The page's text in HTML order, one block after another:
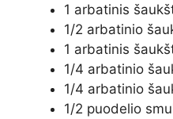
1 arbatinis
1/2 arbatinio
1 arbatinis
1/4 arbatinio
1/4 arbatinio
1/2 puodelio